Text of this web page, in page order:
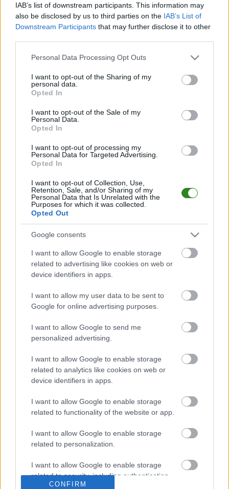
IAB’s list of downstream participants. This information may
also be disclosed by us to third parties on the IAB’s List of
Downstream Participants that may further disclose it to other
Please note that this website/app uses one or more Google
not limited to your visit or usage behaviour. You may click to
grant or deny consent to Google and its third-party tags to
use your data for below specified purposes in below Google
consent section.
Personal Data Processing Opt Outs
I want to opt-out of the Sharing of my
personal data.
Opted In
I want to opt-out of the Sale of my
Personal Data.
Opted In
I want to opt-out of processing my
Personal Data for Targeted Advertising.
Opted In
I want to opt-out of Collection, Use,
Retention, Sale, and/or Sharing of my
Personal Data that Is Unrelated with the
Purposes for which it was collected.
Opted Out
Google consents
I want to allow Google to enable storage
related to advertising like cookies on web or
device identifiers in apps.
I want to allow my user data to be sent to
Google for online advertising purposes.
I want to allow Google to send me
personalized advertising.
I want to allow Google to enable storage
related to analytics like cookies on web or
device identifiers in apps.
I want to allow Google to enable storage
related to functionality of the website or app.
I want to allow Google to enable storage
related to personalization.
I want to allow Google to enable storage
related to security, including authentication
functionality and fraud prevention, and other
CONFIRM
2026-08-02 14:03
Kamil Kuzera: Jestem
2026-08-04 16:23
spadkowicza
2026-07-31 22:17
Pierwszy mecz przy
Hetmańskiej.
Resovia zagra z
rezerwami Śląska
Wrocław
KOMENTARZE
⚠
Uwaga!
komfort korzystania z serwisu. Kliknij przycisk
„Zobacz komentarze”, aby je wyświetlić i dołączyć do
dyskusji.
NASTĘPNY ARTYKUŁ
2026-05-11 13:35
Dariusz Kantor: Drużyny są
odzwierciedleniem charakteru
trenera
Asseco Resovia |Developres Rzeszów|ITA TOOLS Stal Mielec
Motor Lublin |Stal Rzeszów|Stal Stalowa Wola Wisła Kraków
Resovia|Wieczysta Kraków
4 liga podkarpacka
JKS Jarosław Karpaty Krosno